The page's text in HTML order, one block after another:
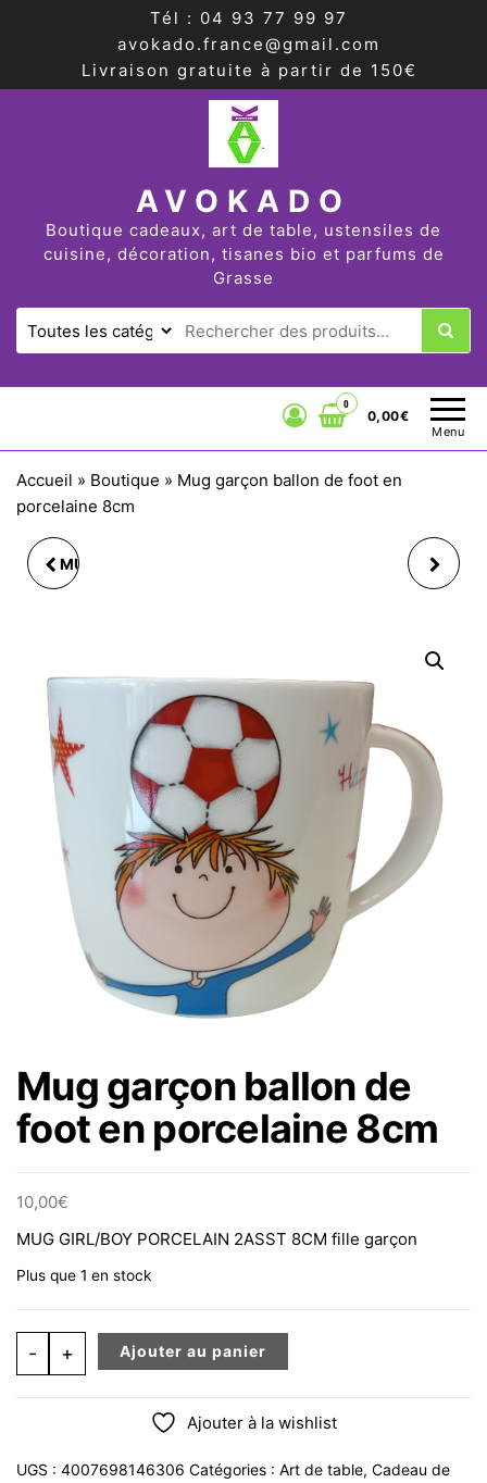
Tél : 04 93 77 99 97
avokado.france@gmail.com
Livraison gratuite à partir de 150€
AVOKADO
Boutique cadeaux, art de table, ustensiles de
cuisine, décoration, tisanes bio et parfums de
Grasse
Menu
0
0,00€
Accueil » Boutique » Mug garçon ballon de foot en
porcelaine 8cm
MUG REINE OURS LOUP
ALÉATOIRE)
Mug garçon ballon de
foot en porcelaine 8cm
10,00€
MUG GIRL/BOY PORCELAIN 2ASST 8CM fille garçon
Plus que 1 en stock
- quantité de Mug garçon ballon de foot en porcelaine
+ Ajouter au panier
Ajouter à la wishlist
UGS : 4007698146306 Catégories : Art de table, Cadeau de